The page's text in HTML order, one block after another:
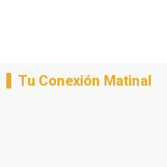
Tu Conexión Matinal